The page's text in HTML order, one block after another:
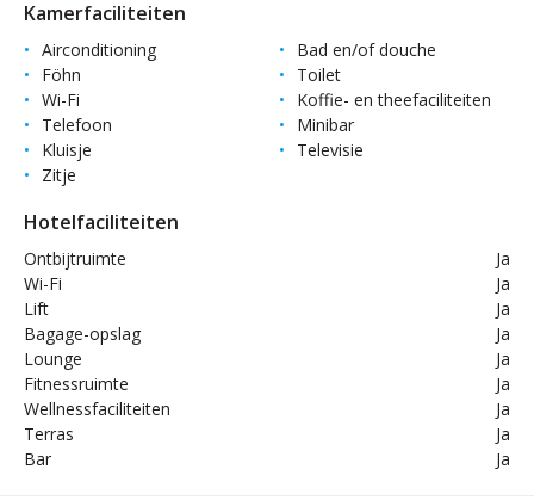
Kamerfaciliteiten
Airconditioning
Bad en/of douche
Föhn
Toilet
Wi-Fi
Koffie- en theefaciliteiten
Telefoon
Minibar
Kluisje
Televisie
Zitje
Hotelfaciliteiten
Ontbijtruimte
Ja
Wi-Fi
Ja
Lift
Ja
Bagage-opslag
Ja
Lounge
Ja
Fitnessruimte
Ja
Wellnessfaciliteiten
Ja
Terras
Ja
Bar
Ja